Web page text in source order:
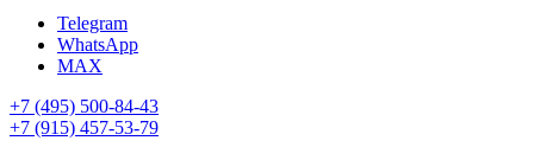
Telegram
WhatsApp
MAX
+7 (495) 500-84-43
+7 (915) 457-53-79